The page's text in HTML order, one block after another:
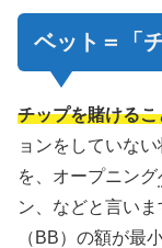
ベット ＝「
チップを賭けるこ
ョンをしていな
を、オープニング
ン、などと言い
（BB）の額が最